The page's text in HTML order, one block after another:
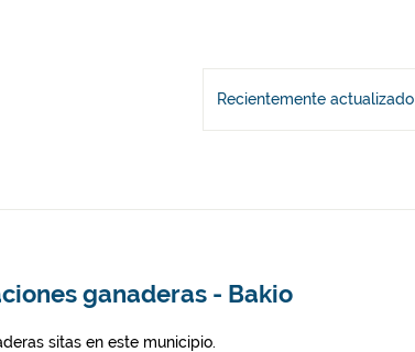
Recientemente actualizado
ganaderas - Bakio
sitas en este municipio.